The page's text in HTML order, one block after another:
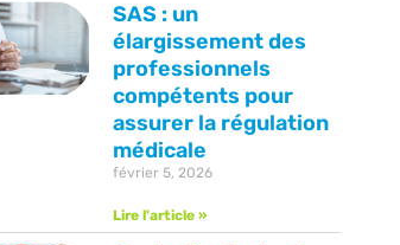
SAS : un
élargissement des
professionnels
compétents pour
assurer la régulation
médicale
février 5, 2026
Lire l'article »